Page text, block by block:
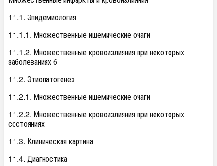
11.1. Эпидемиология
11.1.1. Множественные ишемические очаги
11.1.2. Множественные кровоизлияния при некоторых
заболеваниях б
11.2. Этиопатогенез
11.2.1. Множественные ишемические очаги
11.2.2. Множественные кровоизлияния при некоторых
состояниях
11.3. Клиническая картина
11.4. Диагностика